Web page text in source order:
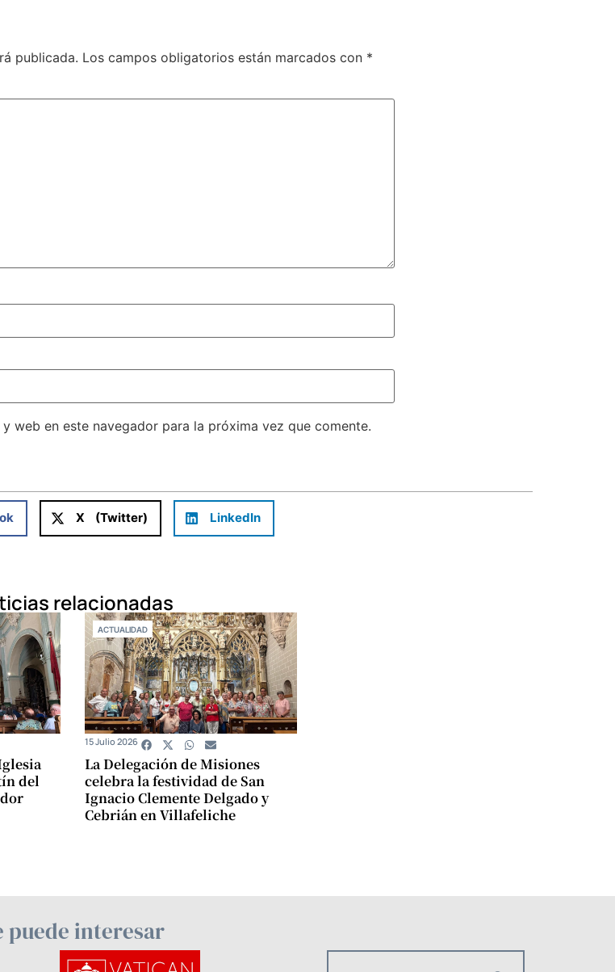
publicada. Los campos obligatorios están marcados con *
web en este navegador para la próxima vez que comente.
X (Twitter) LinkedIn
relacionadas
del
ACTUALIDAD
La Delegación de Misiones
celebra la festividad de San
Ignacio Clemente Delgado y
Cebrián en Villafeliche
15 Julio 2026
puede interesar